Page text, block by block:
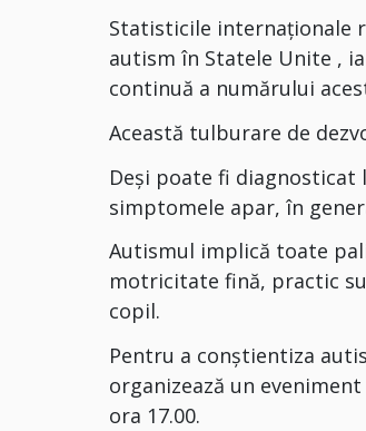
Statisticile internaționale
autism în Statele Unite ,
continuă a numărului
Această tulburare de
Deși poate fi diagnosticat
simptomele apar, în
Autismul implică toate
motricitate fină, practic
copil.
Pentru a conștientiza
organizează un
ora 17.00.